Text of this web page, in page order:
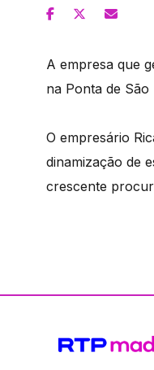
A empresa que
na Ponta de
O empresário
dinamização de
crescente